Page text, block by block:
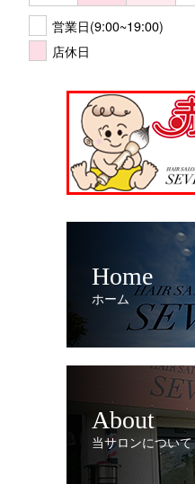
営業日(9:00~19:00)
店休日
Home
ホーム
About
当サロンについて